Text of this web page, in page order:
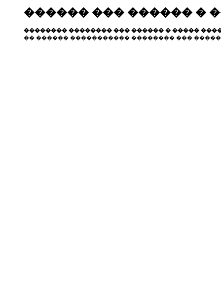
������ ��� ������ �
�������� �������� ��� ������ � �����
�� ������ ����������� �������� ���